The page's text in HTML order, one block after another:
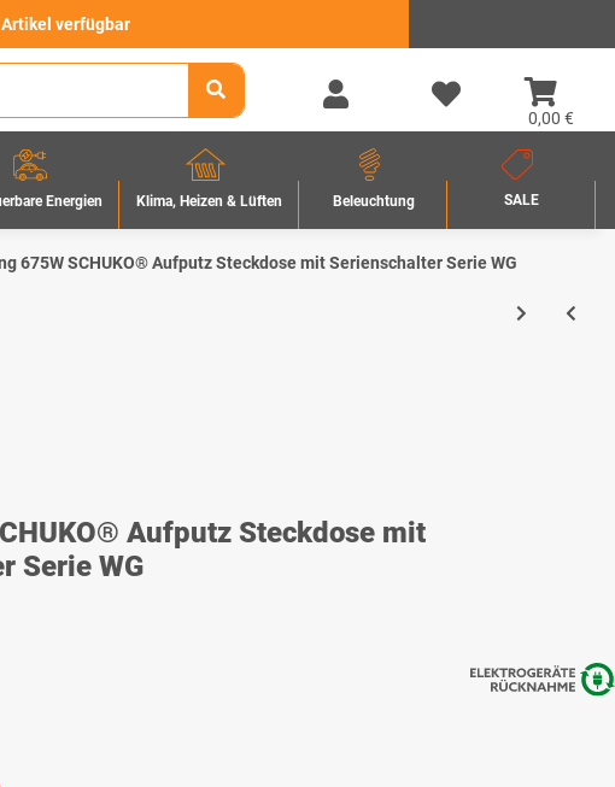
verfügbar
0,00 €
Energien Klima, Heizen & Lüften Beleuchtung SALE
675W SCHUKO® Aufputz Steckdose mit Serienschalter Serie WG
Aufputz Steckdose mit
Serie WG